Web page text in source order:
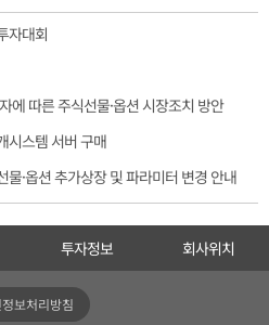
자대회
에 따른 주식선물·옵션 시장조치 방안
시스템 서버 구매
·옵션 추가상장 및 파라미터 변경 안내
투자정보 회사위치
보처리방침